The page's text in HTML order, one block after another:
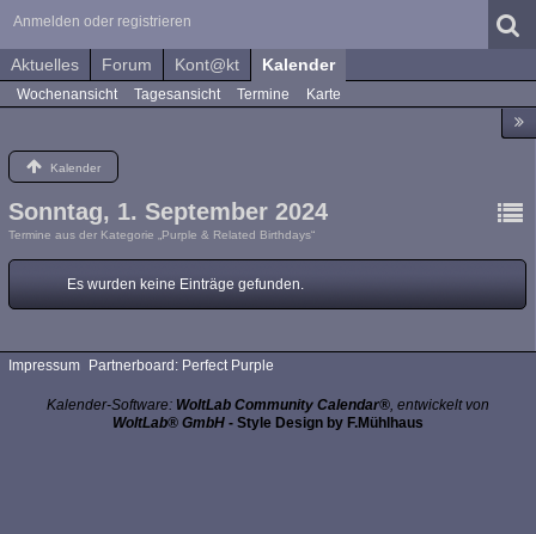
Anmelden oder registrieren
Aktuelles Forum Kont@kt Kalender
Wochenansicht Tagesansicht Termine Karte
Kalender
Sonntag, 1. September 2024
Termine aus der Kategorie „Purple & Related Birthdays“
Es wurden keine Einträge gefunden.
Impressum Partnerboard: Perfect Purple
Kalender-Software: WoltLab Community Calendar®, entwickelt von
WoltLab® GmbH